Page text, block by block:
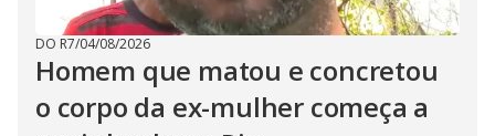
DO R7/04/08/2026
Homem que matou e concretou
o corpo da ex-mulher começa a